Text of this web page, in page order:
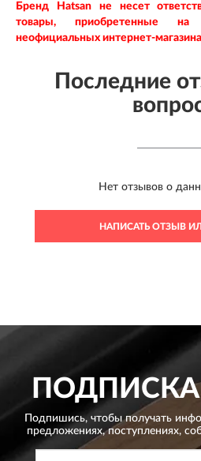
Бренд Hatsan
не несет
товары, приобретенные
неофициальных интернет-
Последние
Нет отзывов о
НАПИСАТЬ ОТЗЫВ
ПОДПИСКА
Подпишись, чтобы получать
предложениях,поступлениях,